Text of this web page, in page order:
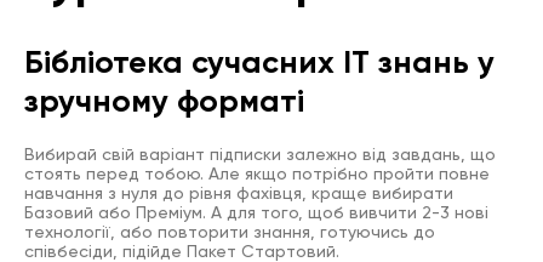
Бібліотека сучасних IT знань у
зручному форматі
Вибирай свій варіант підписки залежно від завдань, що
стоять перед тобою. Але якщо потрібно пройти повне
навчання з нуля до рівня фахівця, краще вибирати
Базовий або Преміум. А для того, щоб вивчити 2-3 нові
технології, або повторити знання, готуючись до
співбесіди, підійде Пакет Стартовий.